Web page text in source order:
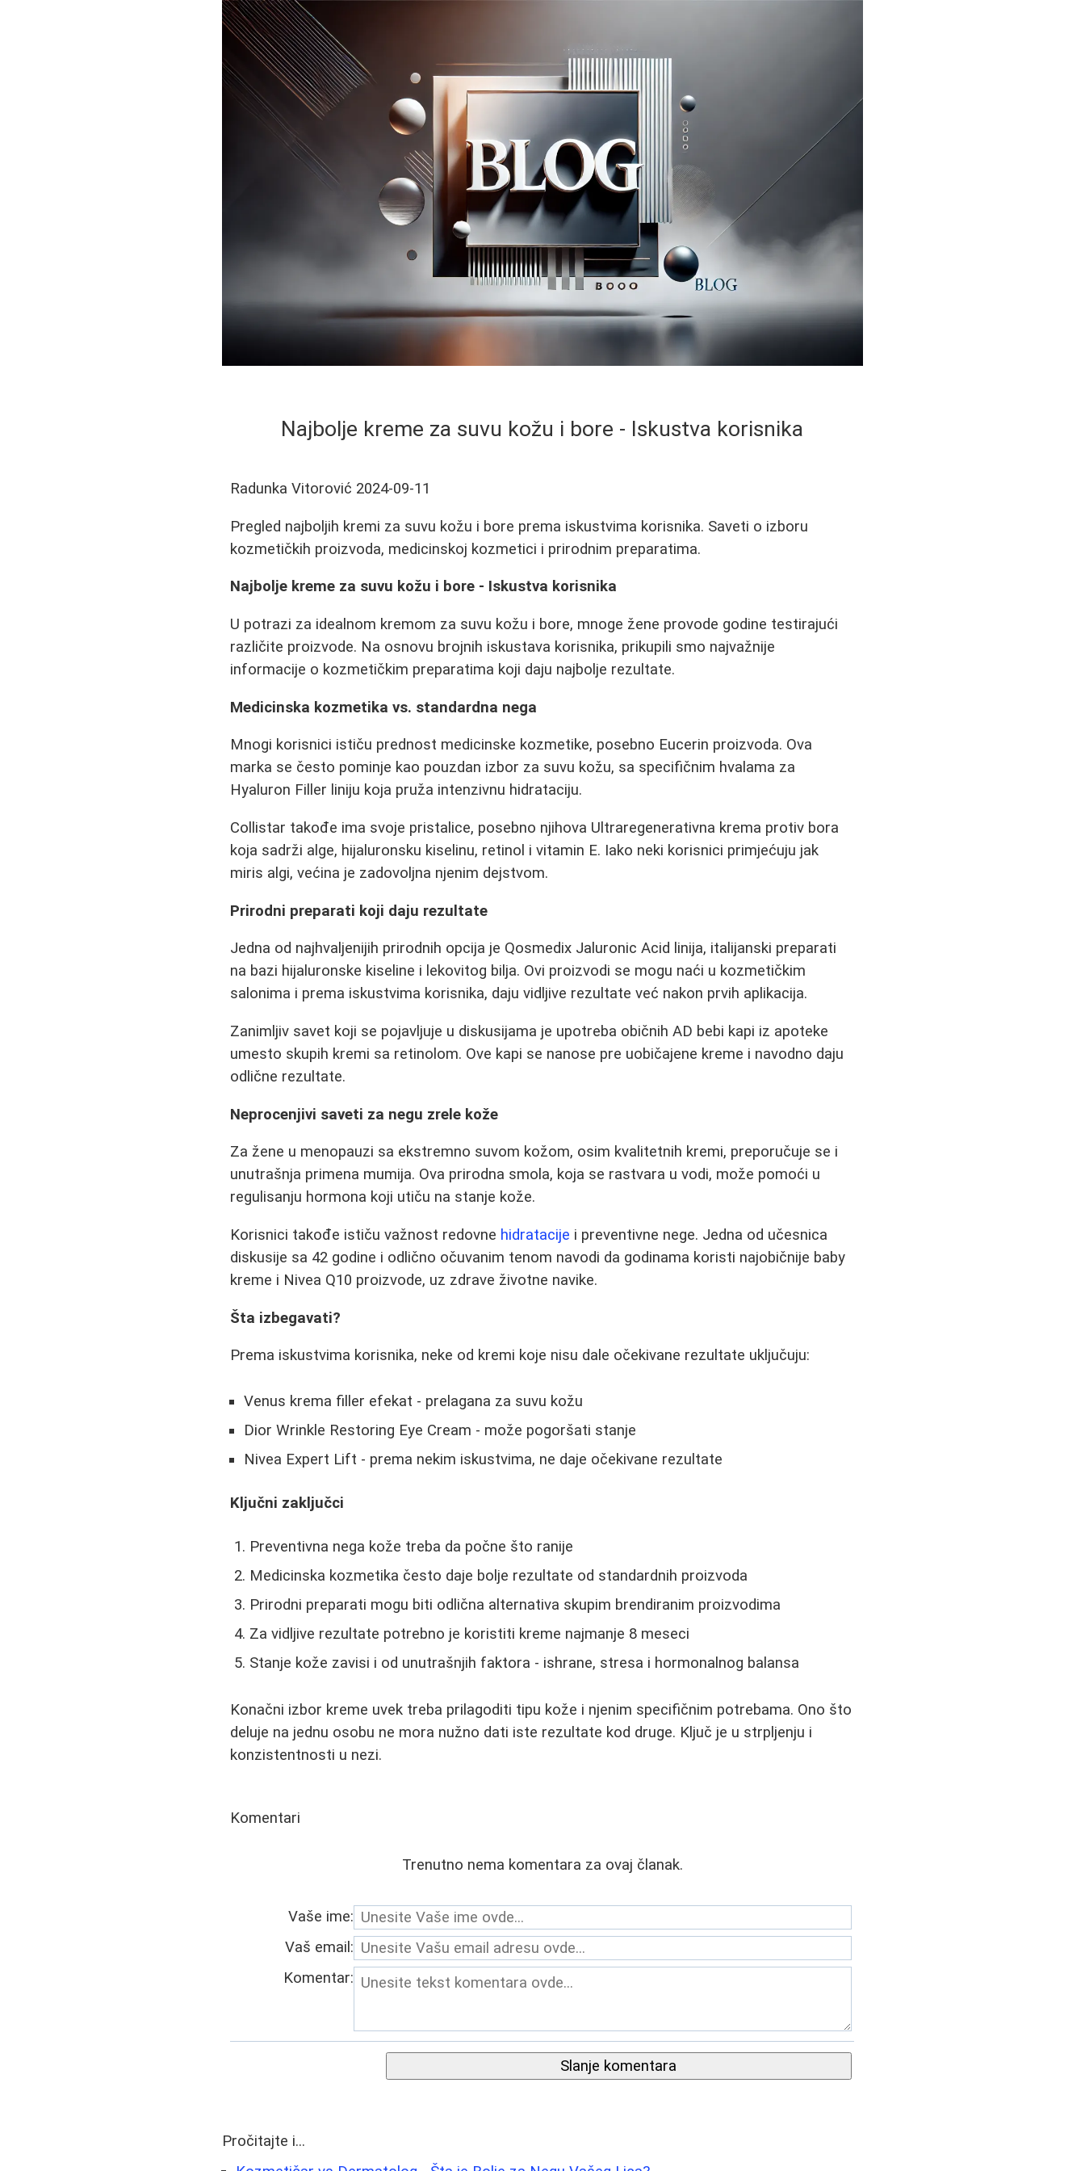
Najbolje kreme za suvu kožu i bore - Iskustva korisnika
Radunka Vitorović 2024-09-11
Pregled najboljih kremi za suvu kožu i bore prema iskustvima korisnika. Saveti o izboru
kozmetičkih proizvoda, medicinskoj kozmetici i prirodnim preparatima.
Najbolje kreme za suvu kožu i bore - Iskustva korisnika
U potrazi za idealnom kremom za suvu kožu i bore, mnoge žene provode godine testirajući
različite proizvode. Na osnovu brojnih iskustava korisnika, prikupili smo najvažnije
informacije o kozmetičkim preparatima koji daju najbolje rezultate.
Medicinska kozmetika vs. standardna nega
Mnogi korisnici ističu prednost medicinske kozmetike, posebno Eucerin proizvoda. Ova
marka se često pominje kao pouzdan izbor za suvu kožu, sa specifičnim hvalama za
Hyaluron Filler liniju koja pruža intenzivnu hidrataciju.
Collistar takođe ima svoje pristalice, posebno njihova Ultraregenerativna krema protiv bora
koja sadrži alge, hijaluronsku kiselinu, retinol i vitamin E. Iako neki korisnici primjećuju jak
miris algi, većina je zadovoljna njenim dejstvom.
Prirodni preparati koji daju rezultate
Jedna od najhvaljenijih prirodnih opcija je Qosmedix Jaluronic Acid linija, italijanski preparati
na bazi hijaluronske kiseline i lekovitog bilja. Ovi proizvodi se mogu naći u kozmetičkim
salonima i prema iskustvima korisnika, daju vidljive rezultate već nakon prvih aplikacija.
Zanimljiv savet koji se pojavljuje u diskusijama je upotreba običnih AD bebi kapi iz apoteke
umesto skupih kremi sa retinolom. Ove kapi se nanose pre uobičajene kreme i navodno daju
odlične rezultate.
Neprocenjivi saveti za negu zrele kože
Za žene u menopauzi sa ekstremno suvom kožom, osim kvalitetnih kremi, preporučuje se i
unutrašnja primena mumija. Ova prirodna smola, koja se rastvara u vodi, može pomoći u
regulisanju hormona koji utiču na stanje kože.
Korisnici takođe ističu važnost redovne hidratacije i preventivne nege. Jedna od učesnica
diskusije sa 42 godine i odlično očuvanim tenom navodi da godinama koristi najobičnije baby
kreme i Nivea Q10 proizvode, uz zdrave životne navike.
Šta izbegavati?
Prema iskustvima korisnika, neke od kremi koje nisu dale očekivane rezultate uključuju:
Venus krema filler efekat - prelagana za suvu kožu
Dior Wrinkle Restoring Eye Cream - može pogoršati stanje
Nivea Expert Lift - prema nekim iskustvima, ne daje očekivane rezultate
Ključni zaključci
Preventivna nega kože treba da počne što ranije
Medicinska kozmetika često daje bolje rezultate od standardnih proizvoda
Prirodni preparati mogu biti odlična alternativa skupim brendiranim proizvodima
Za vidljive rezultate potrebno je koristiti kreme najmanje 8 meseci
Stanje kože zavisi i od unutrašnjih faktora - ishrane, stresa i hormonalnog balansa
Konačni izbor kreme uvek treba prilagoditi tipu kože i njenim specifičnim potrebama. Ono što
deluje na jednu osobu ne mora nužno dati iste rezultate kod druge. Ključ je u strpljenju i
konzistentnosti u nezi.
Komentari
Trenutno nema komentara za ovaj članak.
Vaše ime:
Vaš email:
Komentar:
Slanje komentara
Pročitajte i...